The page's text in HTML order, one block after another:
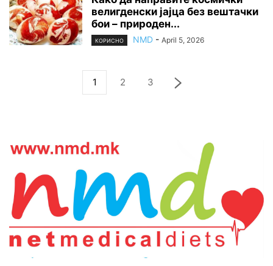
велигденски јајца без вештачки
бои – природен...
КОРИСНО NMD - April 5, 2026
1 2 3